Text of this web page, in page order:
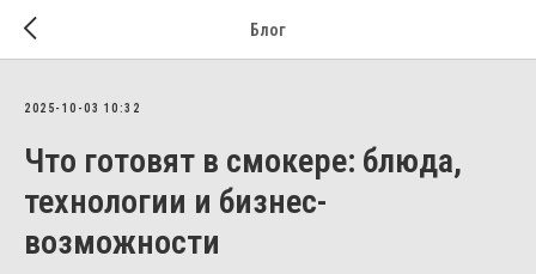
Блог
2025-10-03 10:32
Что готовят в смокере: блюда,
технологии и бизнес-
возможности